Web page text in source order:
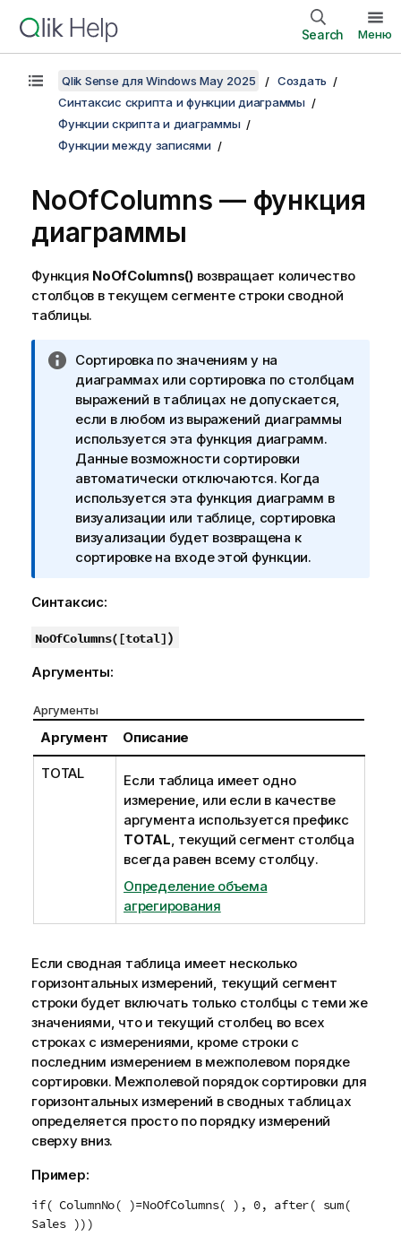
Search Меню
Qlik Sense для Windows May 2025
Создать
Синтаксис скрипта и функции диаграммы
Функции скрипта и диаграммы
Функции между записями
NoOfColumns — функция
диаграммы
Функция NoOfColumns()возвращает количество
столбцов в текущем сегменте строки сводной
таблицы.
П
р
и
м
е
ч
а
н
и
е
к
н
о
м
ц
и
и
Сортировка по значениям y на
диаграммах или сортировка по столбцам
выражений в таблицах не допускается,
если в любом из выражений диаграммы
используется эта функция диаграмм.
Данные возможности сортировки
автоматически отключаются. Когда
используется эта функция диаграмм в
визуализации или таблице, сортировка
визуализации будет возвращена к
сортировке на входе этой функции.
Синтаксис:
NoOfColumns([total])
Аргументы:
Аргументы
Аргумент Описание
TOTAL
Если таблица имеет одно
измерение, или если в качестве
аргумента используется префикс
TOTAL, текущий сегмент столбца
всегда равен всему столбцу.
Определение объема
агрегирования
Если сводная таблица имеет несколько
горизонтальных измерений, текущий сегмент
строки будет включать только столбцы с теми же
значениями, что и текущий столбец во всех
строках с измерениями, кроме строки с
последним измерением в межполевом порядке
сортировки. Межполевой порядок сортировки для
горизонтальных измерений в сводных таблицах
определяется просто по порядку измерений
сверху вниз.
Пример:
if( ColumnNo( )=NoOfColumns( ), 0, after( sum(
Sales )))